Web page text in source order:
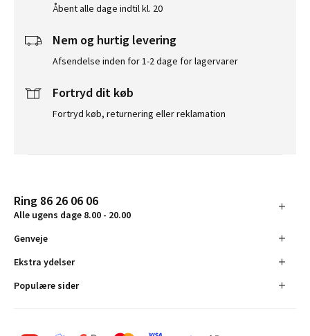
Åbent alle dage indtil kl. 20
Nem og hurtig levering
Afsendelse inden for 1-2 dage for lagervarer
Fortryd dit køb
Fortryd køb, returnering eller reklamation
Ring 86 26 06 06
Alle ugens dage 8.00 - 20.00
Genveje
Ekstra ydelser
Populære sider